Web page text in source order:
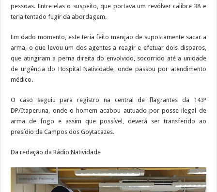
pessoas. Entre elas o suspeito, que portava um revólver calibre 38 e
teria tentado fugir da abordagem.
Em dado momento, este teria feito menção de supostamente sacar a
arma, o que levou um dos agentes a reagir e efetuar dois disparos,
que atingiram a perna direita do envolvido, socorrido até a unidade
de urgência do Hospital Natividade, onde passou por atendimento
médico.
O caso seguiu para registro na central de flagrantes da 143ª
DP/Itaperuna, onde o homem acabou autuado por posse ilegal de
arma de fogo e assim que possível, deverá ser transferido ao
presídio de Campos dos Goytacazes.
Da redação da Rádio Natividade